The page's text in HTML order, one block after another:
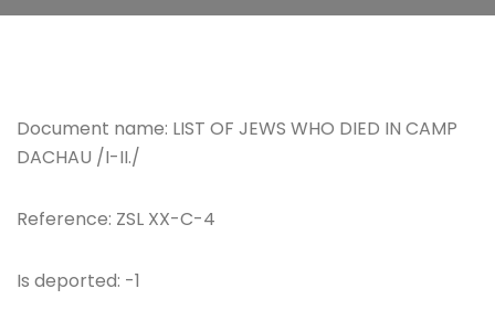
Document name: LIST OF JEWS WHO DIED IN CAMP
DACHAU /I-II./
Reference: ZSL XX-C-4
Is deported: -1